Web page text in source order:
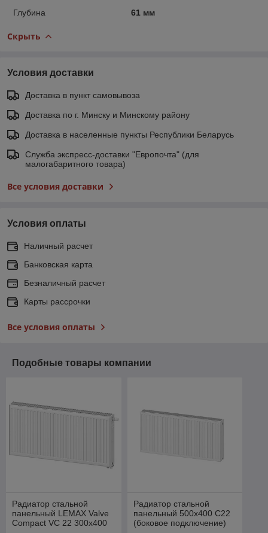
Глубина 61 мм
Скрыть
Условия доставки
Доставка в пункт самовывоза
Доставка по г. Минску и Минскому району
Доставка в населенные пункты Республики Беларусь
Служба экспресс-доставки "Европочта" (для
малогабаритного товара)
Все условия доставки
Условия оплаты
Наличный расчет
Банковская карта
Безналичный расчет
Карты рассрочки
Все условия оплаты
Подобные товары компании
Радиатор стальной
панельный LEMAX Valve
Compact VC 22 300x400
Радиатор стальной
панельный 500x400 C22
(боковое подключение)